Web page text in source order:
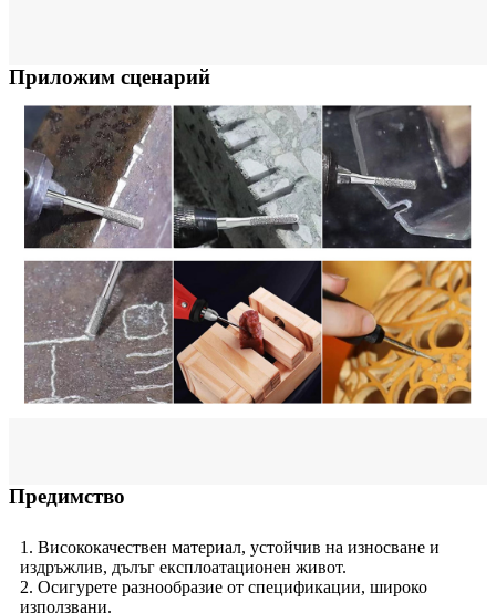
Приложим сценарий
Предимство
1. Висококачествен материал, устойчив на износване и
издръжлив, дълъг експлоатационен живот.
2. Осигурете разнообразие от спецификации, широко
използвани.